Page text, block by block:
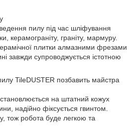
пилу під час шліфування
керамограніту, граніту, мармуру.
плитки алмазними фрезами
завжди супроводжується істотною
TileDUSTER позбавить майстра
на штатний кожух
надійно фіксується гвинтом.
тож робота буде легкою та